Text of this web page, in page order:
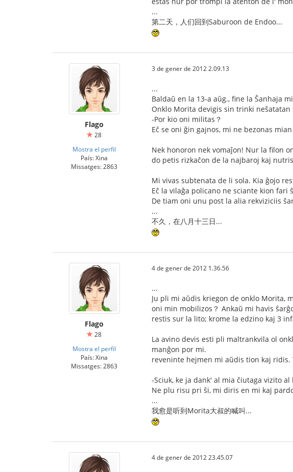
...
第二天，人们回到Saburoon de Endoo...
Flago
28
Mostra el perfil
País: Xina
Missatges: 2863
3 de gener de 2012 2.09.13
...
Baldaŭ en la 13-a aŭg., fine la Ŝanhaja
Onklo Morita devigis sin trinki
-Por kio oni militas？
Eĉ se oni ĝin gajnos, mi ne bezonas
Nek honoron nek vomaĵon! Nur la filon
do petis rizkaĉon de la najbaroj kaj
Mi vivas subtenata de li sola. Kia ĝojo
Eĉ la vilaĝa policano ne sciante kion fari
De tiam oni unu post la alia rekviziciis
...
不久，在八月十三日...
Flago
28
Mostra el perfil
País: Xina
Missatges: 2863
4 de gener de 2012 1.36.56
...
Ju pli mi aŭdis kriegon de onklo Morita,
oni min mobilizos？ Ankaŭ mi havis
restis sur la lito; krome la edzino kaj 3
La avino devis esti pli maltrankvila ol
manĝon por mi.
reveninte hejmen mi aŭdis tion kaj
-Sciuk, ke ja dank' al mia ĉiutaga vizito
Ne plu risu pri ŝi, mi diris en mi kaj
...
我愈是听到Morita大叔的喊叫...
4 de gener de 2012 23.45.07